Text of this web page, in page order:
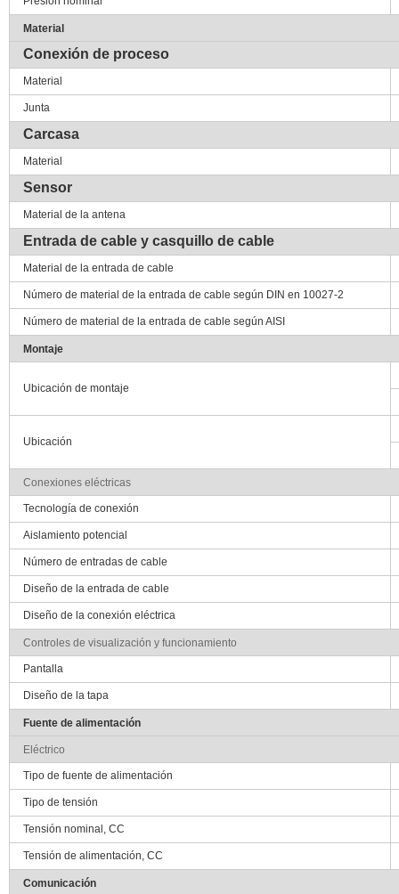
Material
Conexión de proceso
Material
Junta
Carcasa
Material
Sensor
Material de la antena
Entrada de cable y casquillo de cable
Material de la entrada de cable
Número de material de la entrada de cable según DIN en 10027-2
Número de material de la entrada de cable según AISI
Montaje
Ubicación de montaje
Ubicación
Conexiones eléctricas
Tecnología de conexión
Aislamiento potencial
Número de entradas de cable
Diseño de la entrada de cable
Diseño de la conexión eléctrica
Controles de visualización y funcionamiento
Pantalla
Diseño de la tapa
Fuente de alimentación
Eléctrico
Tipo de fuente de alimentación
Tipo de tensión
Tensión nominal, CC
Tensión de alimentación, CC
Comunicación